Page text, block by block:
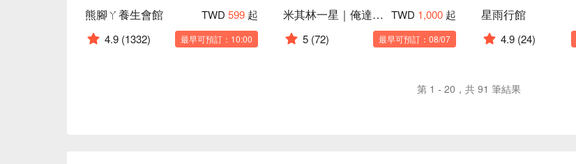
熊腳ㄚ養生會館 TWD 599 起
4.9 (1332) 最早可預訂：10:00
米其林一星｜俺達の肉屋 TWD 1,000 起
5 (72) 最早可預訂：08/07
星雨行館
4.9 (24)
第 1 - 20，共 91 筆結果